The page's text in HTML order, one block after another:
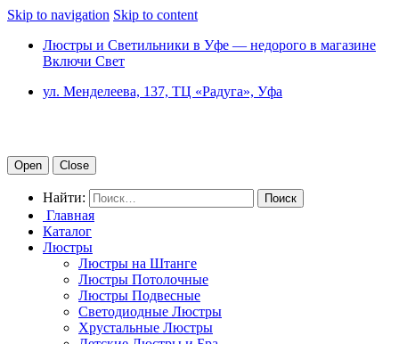
Skip to navigation Skip to content
Люстры и Светильники в Уфе — недорого в магазине
Включи Свет
ул. Менделеева, 137, ТЦ «Радуга», Уфа
Open Close
Найти:
Главная
Каталог
Люстры
Люстры на Штанге
Люстры Потолочные
Люстры Подвесные
Светодиодные Люстры
Хрустальные Люстры